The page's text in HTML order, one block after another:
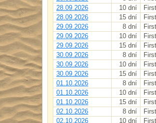
28.09.2026
10 dní
28.09.2026
15 dní
29.09.2026
8 dní
29.09.2026
10 dní
29.09.2026
15 dní
30.09.2026
8 dní
30.09.2026
10 dní
30.09.2026
15 dní
01.10.2026
8 dní
01.10.2026
10 dní
01.10.2026
15 dní
02.10.2026
8 dní
02.10.2026
10 dní